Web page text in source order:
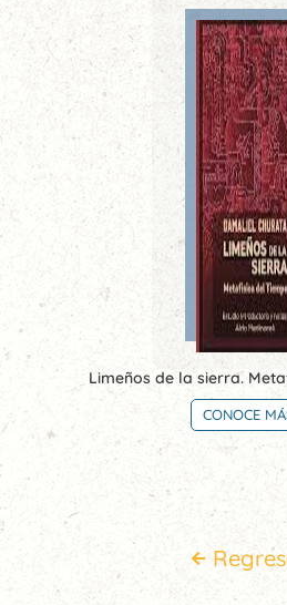
Limeños de la sierra.
CONOCE